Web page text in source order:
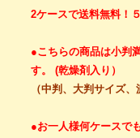
2ケースで送料無料！
●こちらの商品は小判
す。 (乾燥剤入り）
（中判、大判サイズ
●お一人様何ケースで